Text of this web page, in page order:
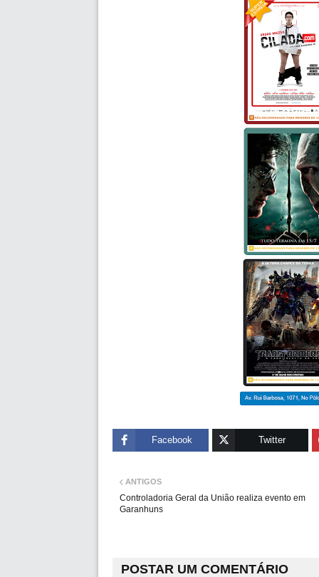
Facebook Twitter
ANTIGOS
Controladoria Geral da União realiza evento em
Garanhuns
POSTAR UM COMENTÁRIO